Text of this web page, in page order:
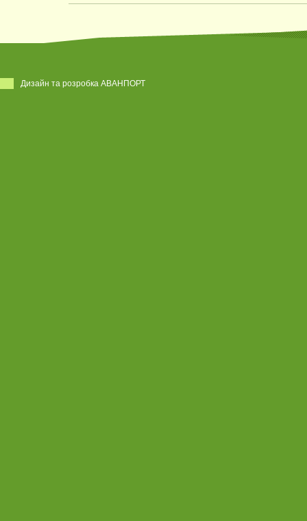
Дизайн та розробка АВАНПОРТ